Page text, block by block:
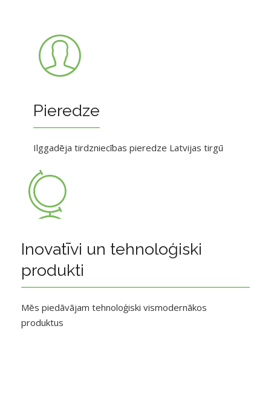
Pieredze
Ilggadēja tirdzniecības pieredze Latvijas tirgū
Inovatīvi un tehnoloģiski
produkti
Mēs piedāvājam tehnoloģiski vismodernākos
produktus